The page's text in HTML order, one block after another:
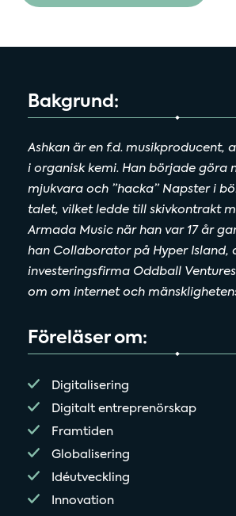
Bakgrund:
Ashkan är en f.d. musikproducent,
i organisk kemi. Han började göra
mjukvara och ”hacka” Napster i
talet, vilket ledde till skivkontrakt
Armada Music när han var 17 år
han Collaborator på Hyper Island,
investeringsfirma Oddball
om om internet och
Föreläser om:
Digitalisering
Digitalt entreprenörskap
Framtiden
Globalisering
Idéutveckling
Innovation